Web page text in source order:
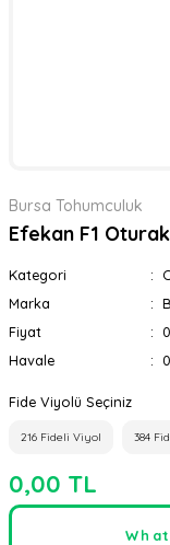
Bursa Tohumculuk
Efekan F1
Kategori
Marka
Fiyat
Havale
Fide Viyolü Seçiniz
216 Fideli Viyol 384
0,00 TL